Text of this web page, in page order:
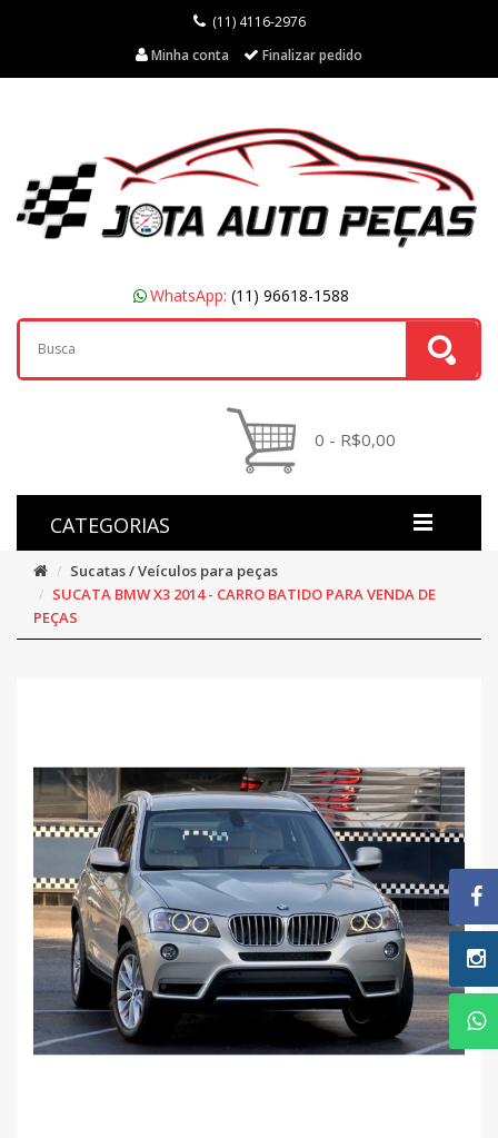
(11) 4116-2976
Minha conta
Finalizar pedido
WhatsApp: (11) 96618-1588
0 - R$0,00
CATEGORIAS
Sucatas / Veículos para peças
SUCATA BMW X3 2014 - CARRO BATIDO PARA VENDA DE
PEÇAS